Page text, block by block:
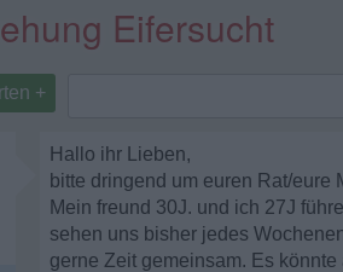
Eifersucht
+
Hallo ihr Lieben,
bitte dringend um euren Rat/
Mein freund 30J. und ich 27J
sehen uns bisher jedes
gerne Zeit gemeinsam. Es